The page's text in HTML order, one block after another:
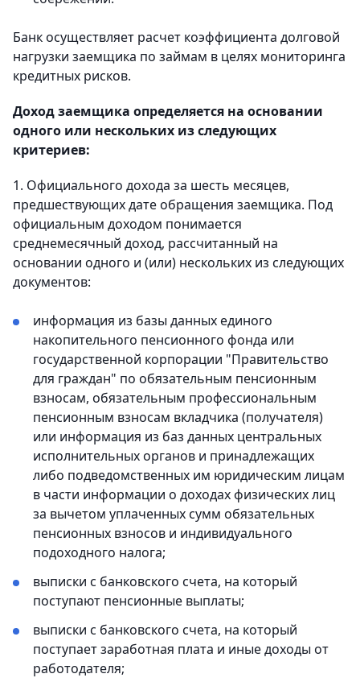
Банк осуществляет расчет коэффициента долговой
нагрузки заемщика по займам в целях мониторинга
кредитных рисков.
Доход заемщика определяется на основании
одного или нескольких из следующих
критериев:
1. Официального дохода за шесть месяцев,
предшествующих дате обращения заемщика. Под
официальным доходом понимается
среднемесячный доход, рассчитанный на
основании одного и (или) нескольких из следующих
документов:
информация из базы данных единого
накопительного пенсионного фонда или
государственной корпорации "Правительство
для граждан" по обязательным пенсионным
взносам, обязательным профессиональным
пенсионным взносам вкладчика (получателя)
или информация из баз данных центральных
исполнительных органов и принадлежащих
либо подведомственных им юридическим лицам
в части информации о доходах физических лиц
за вычетом уплаченных сумм обязательных
пенсионных взносов и индивидуального
подоходного налога;
выписки с банковского счета, на который
поступают пенсионные выплаты;
выписки с банковского счета, на который
поступает заработная плата и иные доходы от
работодателя;